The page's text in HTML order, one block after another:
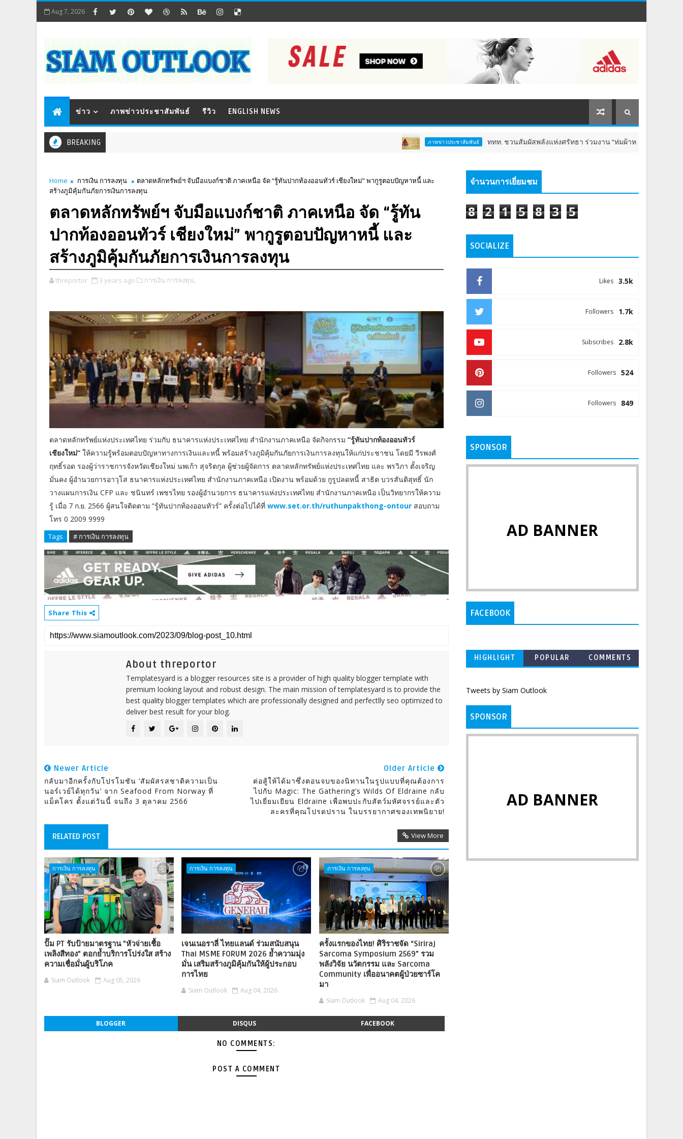
Aug 7, 2026
ข่าว ภาพข่าวประชาสัมพันธ์ รีวิว ENGLISH NEWS
BREAKING ภาพข่าวประชาสัมพันธ์ ททท. ชวนสัมผัสพลังแห่งศรัทธา ร่วมงาน "ห่มผ้าหลวงปู่ทวด ครั้งที่ 13 ปี
Home การเงิน การลงทุน
ตลาดหลักทรัพย์ฯ จับมือแบงก์ชาติ ภาคเหนือ จัด “รู้ทันปากท้องออนทัวร์ เชียงใหม่” พากูรูตอบปัญหาหนี้ และ
สร้างภูมิคุ้มกันภัยการเงินการลงทุน
ตลาดหลักทรัพย์ฯ จับมือแบงก์ชาติ ภาคเหนือ จัด “รู้ทัน
ปากท้องออนทัวร์ เชียงใหม่” พากูรูตอบปัญหาหนี้ และ
สร้างภูมิคุ้มกันภัยการเงินการลงทุน
threportor 3 years ago การเงิน การลงทุน,
ตลาดหลักทรัพย์แห่งประเทศไทย ร่วมกับ ธนาคารแห่งประเทศไทย สำนักงานภาคเหนือ จัดกิจกรรม “รู้ทันปากท้องออนทัวร์
เชียงใหม่” ให้ความรู้พร้อมตอบปัญหาทางการเงินและหนี้ พร้อมสร้างภูมิคุ้มกันภัยการเงินการลงทุนให้แก่ประชาชน โดยมี วีรพงศ์
ฤทธิ์รอด รองผู้ว่าราชการจังหวัดเชียงใหม่ นพเก้า สุจริตกุล ผู้ช่วยผู้จัดการ ตลาดหลักทรัพย์แห่งประเทศไทย และ พรวิภา ตั้งเจริญ
มั่นคง ผู้อำนวยการอาวุโส ธนาคารแห่งประเทศไทย สำนักงานภาคเหนือ เปิดงาน พร้อมด้วย กูรูปลดหนี้ สาธิต บวรสันติสุทธิ์ นัก
วางแผนการเงิน CFP และ ชนินทร์ เพชรไทย รองผู้อำนวยการ ธนาคารแห่งประเทศไทย สำนักงานภาคเหนือ เป็นวิทยากรให้ความ
รู้ เมื่อ 7 ก.ย. 2566 ผู้สนใจติดตาม “รู้ทันปากท้องออนทัวร์” ครั้งต่อไปได้ที่ www.set.or.th/ruthunpakthong-ontour สอบถาม
โทร 0 2009 9999
Tags # การเงิน การลงทุน
Share This
About threportor
Templatesyard is a blogger resources site is a provider of high quality blogger template with
premium looking layout and robust design. The main mission of templatesyard is to provide the
best quality blogger templates which are professionally designed and perfectlly seo optimized to
deliver best result for your blog.
Newer Article
กลับมาอีกครั้งกับโปรโมชัน ‘สัมผัสรสชาติความเป็น
นอร์เวย์ได้ทุกวัน’ จาก Seafood From Norway ที่
แม็คโคร ตั้งแต่วันนี้ จนถึง 3 ตุลาคม 2566
Older Article
ต่อสู้ให้ได้มาซึ่งตอนจบของนิทานในรูปแบบที่คุณต้องการ
ไปกับ Magic: The Gathering’s Wilds Of Eldraine กลับ
ไปเยี่ยมเยียน Eldraine เพื่อพบปะกับสัตว์มหัศจรรย์และตัว
ละครที่คุณโปรดปราน ในบรรยากาศของเทพนิยาย!
RELATED POST View More
การเงิน การลงทุน
ปั๊ม PT รับป้ายมาตรฐาน "หัวจ่ายเชื้อ
เพลิงสีทอง" ตอกย้ำบริการโปร่งใส สร้าง
ความเชื่อมั่นผู้บริโภค
Siam Outlook Aug 05, 2026
การเงิน การลงทุน
เจนเนอราลี่ ไทยแลนด์ ร่วมสนับสนุน
Thai MSME FORUM 2026 ย้ำความมุ่ง
มั่น เสริมสร้างภูมิคุ้มกันให้ผู้ประกอบ
การไทย
Siam Outlook Aug 04, 2026
การเงิน การลงทุน
ครั้งแรกของไทย! ศิริราชจัด “Siriraj
Sarcoma Symposium 2569” รวม
พลังวิจัย นวัตกรรม และ Sarcoma
Community เพื่ออนาคตผู้ป่วยซาร์โค
มา
Siam Outlook Aug 04, 2026
BLOGGER DISQUS FACEBOOK
NO COMMENTS:
POST A COMMENT
จำนวนการเยี่ยมชม
8 2 1 5 8 3 5
SOCIALIZE
3.5k
Likes
1.7k
Followers
2.8k
Subscribes
524
Followers
849
Followers
SPONSOR
AD BANNER
FACEBOOK
HIGHLIGHT POPULAR COMMENTS
Tweets by Siam Outlook
SPONSOR
AD BANNER